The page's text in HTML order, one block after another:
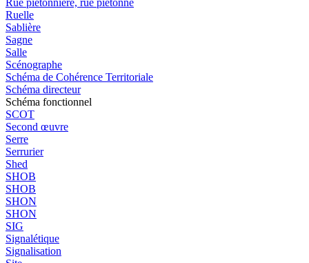
Rue piétonnière, rue piétonne
Ruelle
Sablière
Sagne
Salle
Scénographe
Schéma de Cohérence Territoriale
Schéma directeur
Schéma fonctionnel
SCOT
Second œuvre
Serre
Serrurier
Shed
SHOB
SHOB
SHON
SHON
SIG
Signalétique
Signalisation